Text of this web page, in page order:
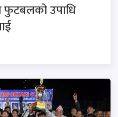
उपाधि